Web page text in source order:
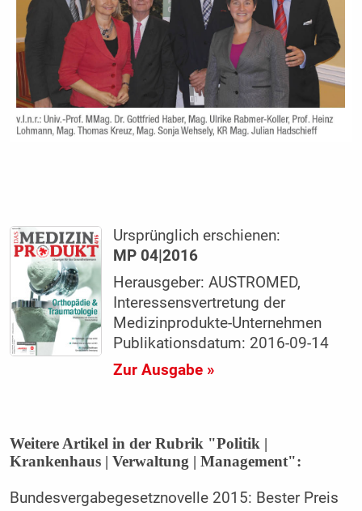
Ursprünglich erschienen:
MP 04|2016
Herausgeber: AUSTROMED,
Interessensvertretung der
Medizinprodukte-Unternehmen
Publikationsdatum: 2016-09-14
Zur Ausgabe »
Weitere Artikel in der Rubrik "Politik |
Krankenhaus | Verwaltung | Management":
Bundesvergabegesetznovelle 2015: Bester Preis